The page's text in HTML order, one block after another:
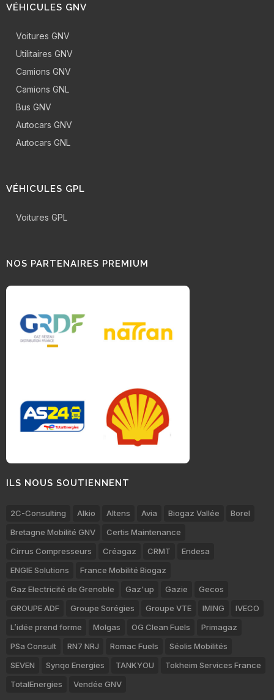
VÉHICULES GNV
Voitures GNV
Utilitaires GNV
Camions GNV
Camions GNL
Bus GNV
Autocars GNV
Autocars GNL
VÉHICULES GPL
Voitures GPL
NOS PARTENAIRES PREMIUM
ILS NOUS SOUTIENNENT
2C-Consulting Alkio Altens Avia Biogaz Vallée
Borel
Bretagne Mobilité GNV
Certis Maintenance
Cirrus Compresseurs
Créagaz CRMT
Endesa
ENGIE Solutions
France Mobilité Biogaz
Gaz Electricité de Grenoble
Gaz'up Gazie
Gecos
GROUPE ADF
Groupe Sorégies Groupe VTE IMING
IVECO
L’idée prend forme
Molgas OG Clean Fuels
Primagaz
PSa Consult
RN7 NRJ Romac Fuels
Séolis Mobilités
SEVEN
Synqo Energies TANKYOU
Tokheim Services France
TotalEnergies
Vendée GNV